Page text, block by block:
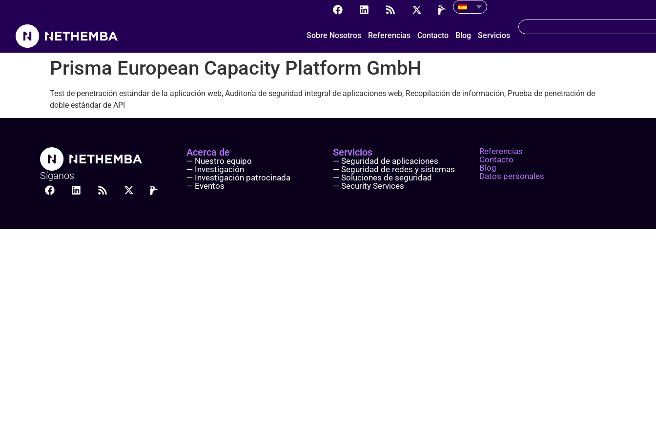
Prisma European Capacity Platform GmbH
Sobre Nosotros Referencias Contacto Blog Servicios
Prisma European Capacity Platform GmbH
Test de penetración estándar de la aplicación web, Auditoría de seguridad integral de aplicaciones web, Recopilación de información, Prueba de penetración de
doble estándar de API
Síganos
Acerca de
— Nuestro equipo
— Investigación
— Investigación patrocinada
— Eventos
Servicios
— Seguridad de aplicaciones
— Seguridad de redes y sistemas
— Soluciones de seguridad
— Security Services
Referencias
Contacto
Blog
Datos personales